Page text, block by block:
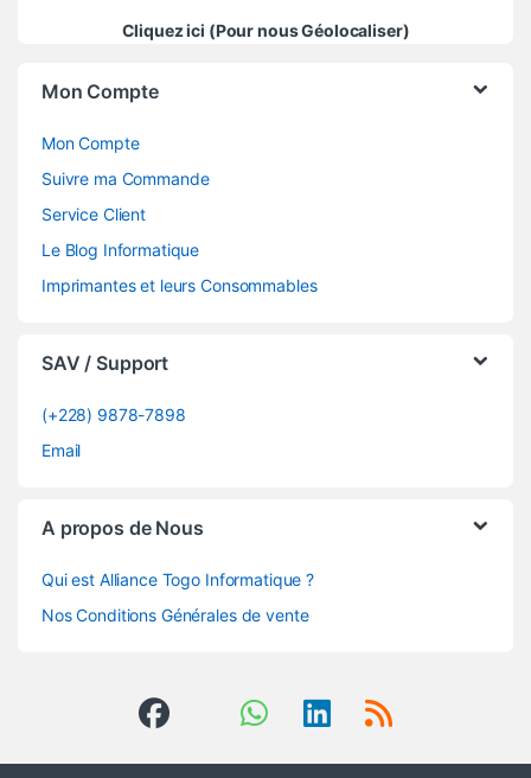
Cliquez ici (Pour nous Géolocaliser)
Mon Compte
Mon Compte
Suivre ma Commande
Service Client
Le Blog Informatique
Imprimantes et leurs Consommables
SAV / Support
(+228) 9878-7898
Email
A propos de Nous
Qui est Alliance Togo Informatique ?
Nos Conditions Générales de vente